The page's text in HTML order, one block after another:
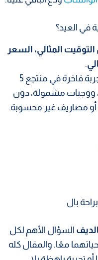
في العيد؟
التوقيت المثالي، السعر
.
، تحصل على تجربة فاخرة في منتجع 5
ووجبات مشمولة، دون
أو مصاريف غير محسوبة.
بال
السؤال الأهم لكل
معًا. والمقال كله